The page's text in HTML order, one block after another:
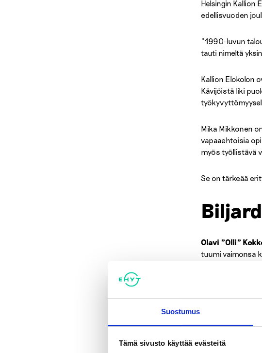
Suostumus
Tämä sivusto käyttää evästeitä
Helsingin Kallion
edellisvuoden
”1990-luvun
tauti nimeltä
Kallion Elokolon
Kävijöistä liki
Mika Mikkonen
vapaaehtoisia
myös työllistävä
Se on tärkeää
Olavi ”Olli”
tuumi vaimonsa
Käynnit
koulutettua
samantasoisen
Elokolosta saa